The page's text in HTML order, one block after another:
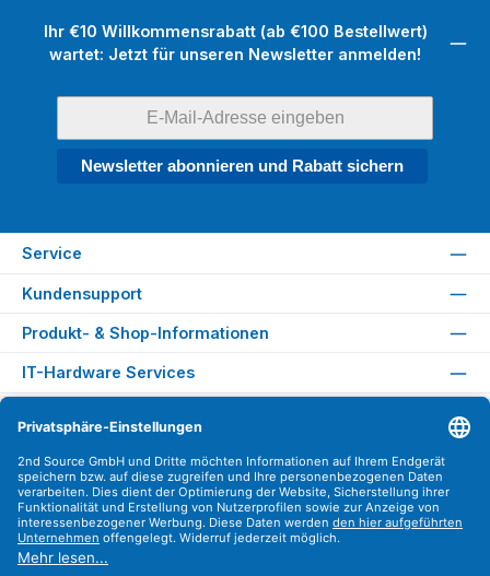
Ihr €10 Willkommensrabatt (ab €100 Bestellwert)
wartet: Jetzt für unseren Newsletter anmelden!
Newsletter abonnieren und Rabatt sichern
Service
Kundensupport
Produkt- & Shop-Informationen
IT-Hardware Services
Versandarten
Zahlungsarten
Sicher Einkaufen
Find us on